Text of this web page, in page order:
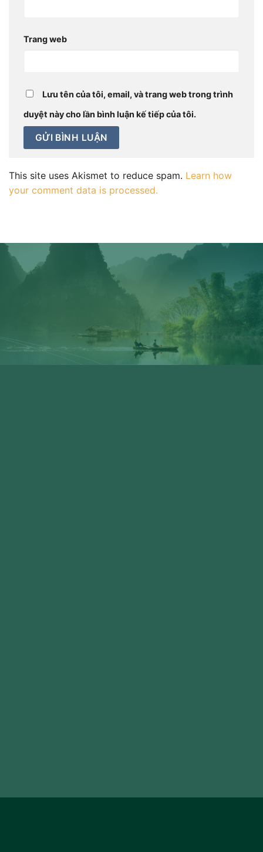
Trang web
Lưu tên của tôi, email, và trang web trong trình
duyệt này cho lần bình luận kế tiếp của tôi.
This site uses Akismet to reduce spam. Learn how
your comment data is processed.